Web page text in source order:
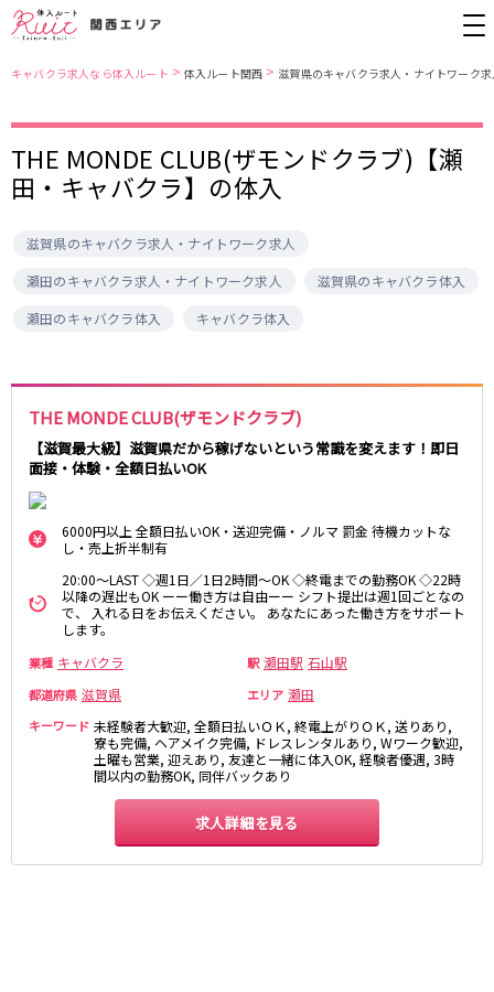
キャバクラ求人なら体入ルート > 体入ルート関西 >滋賀県のキャバクラ求人・ナイトワーク
THE MONDE CLUB(ザモンドクラブ)【瀬
田・キャバクラ】の体入
滋賀県のキャバクラ求人・ナイトワーク求人
瀬田のキャバクラ求人・ナイトワーク求人
滋賀県のキャバクラ体入
瀬田のキャバクラ体入
キャバクラ体入
THE MONDE CLUB(ザモンドクラブ)
【滋賀最大級】滋賀県だから稼げないという常識を変えます！即日
面接・体験・全額日払いOK
6000円以上 全額日払いOK・送迎完備・ノルマ 罰金 待機カットな
し・売上折半制有
20:00～LAST ◇週1日／1日2時間～OK ◇終電までの勤務OK ◇22時
以降の遅出もOK ーー働き方は自由ーー シフト提出は週1回ごとなの
で、 入れる日をお伝えください。 あなたにあった働き方をサポート
します。
業種 キャバクラ 駅 瀬田駅 石山駅
都道府県 滋賀県 エリア 瀬田
キーワード 未経験者大歓迎, 全額日払いＯＫ, 終電上がりＯＫ, 送りあり,
寮も完備, ヘアメイク完備, ドレスレンタルあり, Wワーク歓迎,
土曜も営業, 迎えあり, 友達と一緒に体入OK, 経験者優遇, 3時
間以内の勤務OK, 同伴バックあり
求人詳細を見る
大阪市
北新地
ミナミ
堺東・岸和田
天満
十三
大阪市
布施・八尾
香里園・守口
兵庫県
三宮
尼崎・西宮・芦屋
姫路
京都市
木屋町
奈良
奈良市
橿原市
中和
滋賀県
長浜
大津・南部
JR東西線
北新地駅
京橋駅
JR東海道本線(京都線)(京都～大阪)
大阪駅
高槻駅
JR東海道本線(神戸線)(大阪～神戸)
三ノ宮駅
大阪駅
尼崎駅
西宮駅
大宮駅
京都河原町駅
梅田駅
南方駅
高槻市駅
上新庄駅
茨木市駅
JR奈良線
奈良駅 ＪＲ小倉駅